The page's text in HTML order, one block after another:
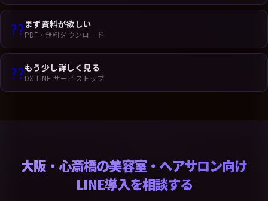
??まず資料が欲しい
PDF・無料ダウンロード
??もう少し詳しく見る
DX-LINE サービストップ
大阪・心斎橋の美容室・ヘアサロン向け
LINE導入を相談する